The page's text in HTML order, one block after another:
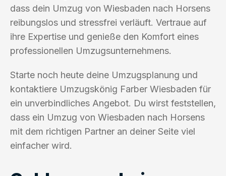
dass dein Umzug von Wiesbaden nach Horsens
reibungslos und stressfrei verläuft. Vertraue auf
ihre Expertise und genieße den Komfort eines
professionellen Umzugsunternehmens.
Starte noch heute deine Umzugsplanung und
kontaktiere Umzugskönig Farber Wiesbaden für
ein unverbindliches Angebot. Du wirst feststellen,
dass ein Umzug von Wiesbaden nach Horsens
mit dem richtigen Partner an deiner Seite viel
einfacher wird.